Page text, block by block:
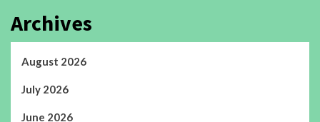
Archives
August 2026
July 2026
June 2026